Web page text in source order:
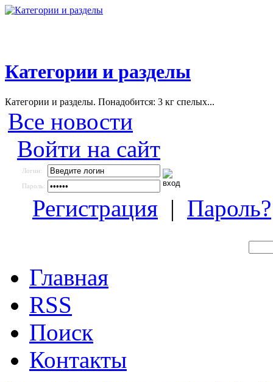
Категории и разделы
Категории и разделы. Понадобится: 3 кг спелых...
Все новости
Войти на сайт
Логин:
Пароль:
Регистрация | Пароль?
Главная
RSS
Поиск
Контакты